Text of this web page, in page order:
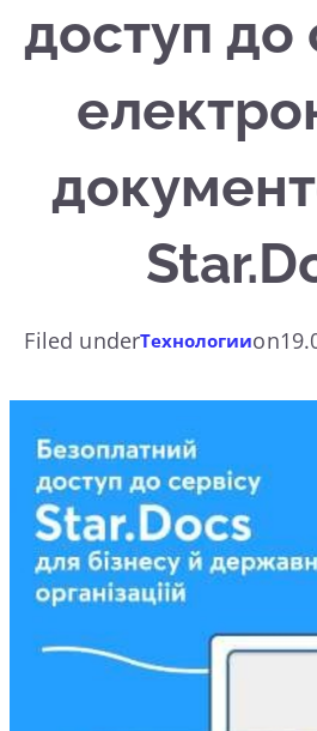
доступ до
Filed underТехнологииon